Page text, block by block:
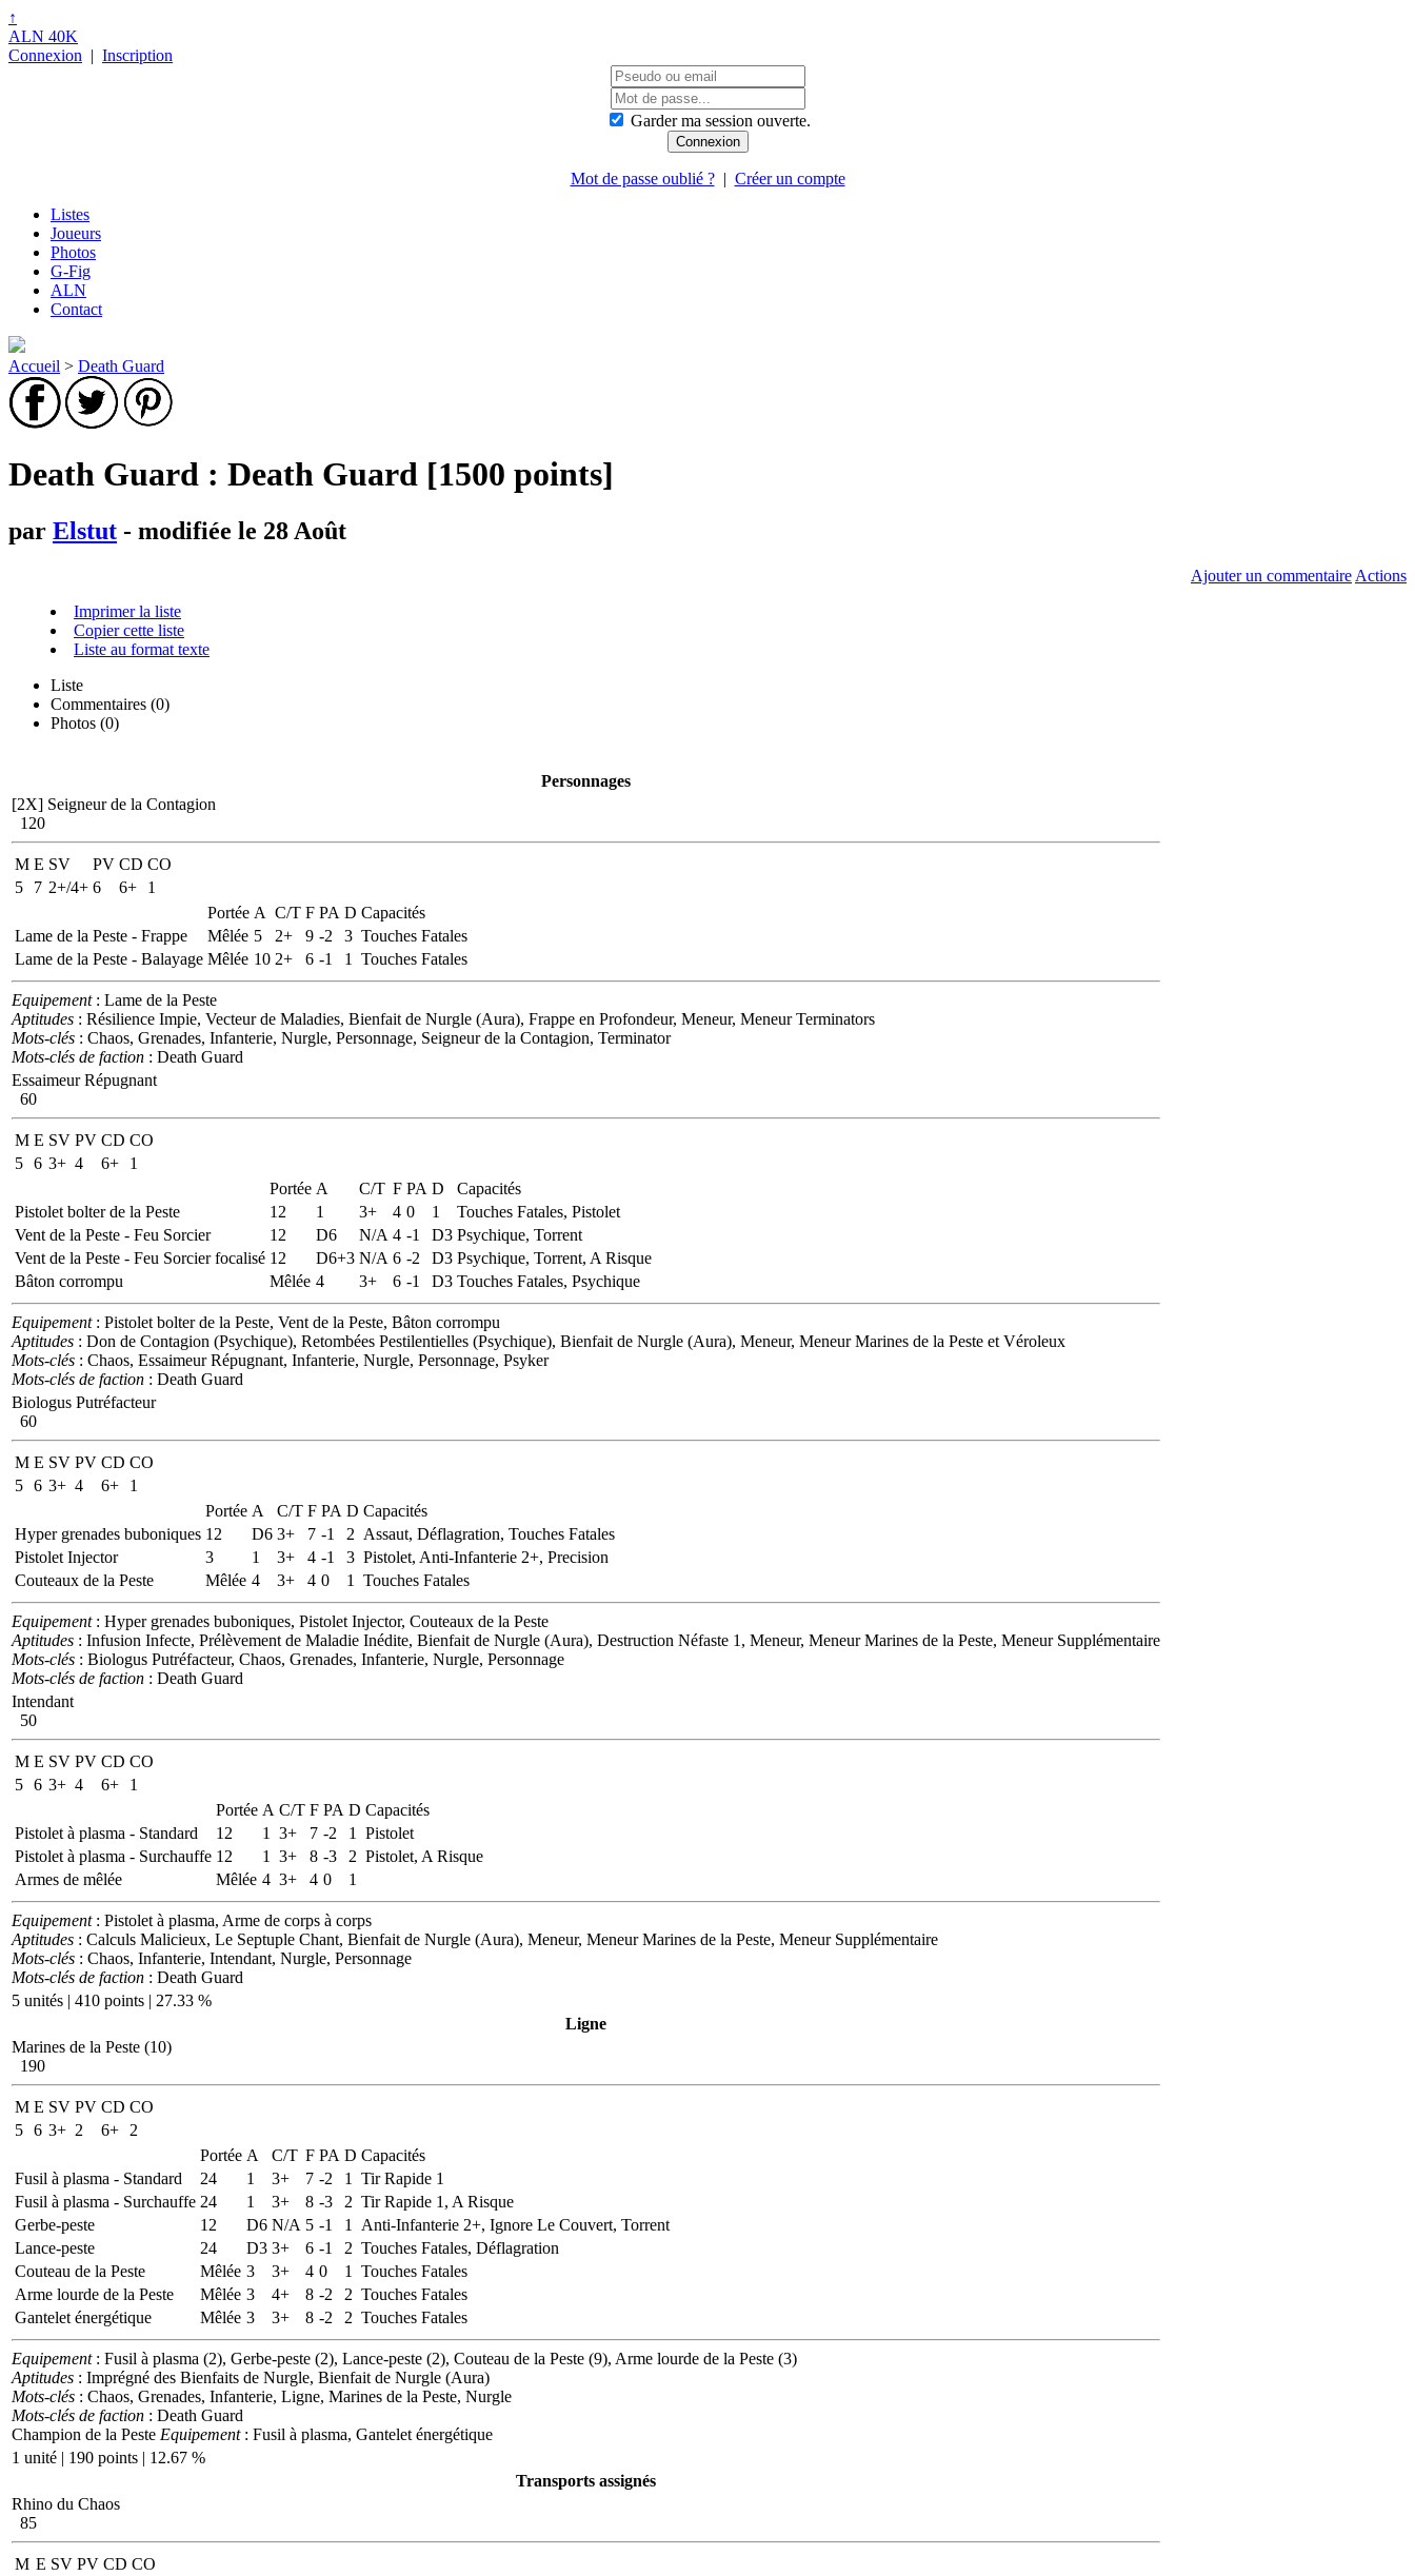
↑
ALN 40K
Connexion | Inscription
Garder ma session ouverte.
Mot de passe oublié ?| Créer un compte
Listes
Joueurs
Photos
G-Fig
ALN
Contact
Accueil > Death Guard
Death Guard : Death Guard [1500 points]
par Elstut - modifiée le 28 Août
Ajouter un commentaire Actions
Imprimer la liste
Copier cette liste
Liste au format texte
Liste
Commentaires (0)
Photos (0)
Personnages
[2X] Seigneur de la Contagion
120
M E SV PV CD CO
5
7 2+/4+ 6 6+
1
Portée A C/T F PA D Capacités
Lame de la Peste - Frappe
Mêlée 5 2+ 9 -2 3 Touches Fatales
Lame de la Peste - Balayage Mêlée 10 2+ 6 -1 1 Touches Fatales
Equipement: Lame de la Peste
Aptitudes : Résilience Impie, Vecteur de Maladies, Bienfait de Nurgle (Aura), Frappe en Profondeur, Meneur, Meneur Terminators
Mots-clés : Chaos, Grenades, Infanterie, Nurgle, Personnage, Seigneur de la Contagion, Terminator
Mots-clés de faction : Death Guard
Essaimeur Répugnant
60
M E SV PV CD CO
5 6 3+ 4 6+
1
Portée A C/T F PA D
Capacités
Pistolet bolter de la Peste
12 1 3+ 4 0 1
Touches Fatales, Pistolet
Vent de la Peste - Feu Sorcier
12 D6 N/A 4 -1 D3 Psychique, Torrent
Vent de la Peste - Feu Sorcier focalisé 12 D6+3 N/A 6 -2 D3 Psychique, Torrent, A Risque
Bâton corrompu
Mêlée 4 3+ 6 -1 D3 Touches Fatales, Psychique
Equipement: Pistolet bolter de la Peste, Vent de la Peste, Bâton corrompu
Aptitudes : Don de Contagion (Psychique), Retombées Pestilentielles (Psychique), Bienfait de Nurgle (Aura), Meneur, Meneur Marines de la Peste et Véroleux
Mots-clés : Chaos, Essaimeur Répugnant, Infanterie, Nurgle, Personnage, Psyker
Mots-clés de faction : Death Guard
Biologus Putréfacteur
60
M E SV PV CD CO
5 6 3+ 4 6+
1
Portée A C/T F PA D Capacités
Hyper grenades buboniques 12 D6 3+ 7 -1 2 Assaut, Déflagration, Touches Fatales
Pistolet Injector
3 1 3+ 4 -1 3 Pistolet, Anti-Infanterie 2+, Precision
Couteaux de la Peste
Mêlée 4 3+ 4 0 1 Touches Fatales
Equipement: Hyper grenades buboniques, Pistolet Injector, Couteaux de la Peste
Aptitudes : Infusion Infecte, Prélèvement de Maladie Inédite, Bienfait de Nurgle (Aura), Destruction Néfaste 1, Meneur, Meneur Marines de la Peste, Meneur Supplémentaire
Mots-clés : Biologus Putréfacteur, Chaos, Grenades, Infanterie, Nurgle, Personnage
Mots-clés de faction : Death Guard
Intendant
50
M E SV PV CD CO
5 6 3+ 4 6+
1
Portée A C/T F PA D Capacités
Pistolet à plasma - Standard
12 1 3+ 7 -2 1
Pistolet
Pistolet à plasma - Surchauffe 12 1 3+ 8 -3 2 Pistolet, A Risque
Armes de mêlée
Mêlée 4 3+ 4 0 1
Equipement: Pistolet à plasma, Arme de corps à corps
Aptitudes : Calculs Malicieux, Le Septuple Chant, Bienfait de Nurgle (Aura), Meneur, Meneur Marines de la Peste, Meneur Supplémentaire
Mots-clés : Chaos, Infanterie, Intendant, Nurgle, Personnage
Mots-clés de faction : Death Guard
5 unités | 410 points | 27.33 %
Ligne
Marines de la Peste (10)
190
M E SV PV CD CO
5 6 3+ 2 6+
2
Portée A C/T F PA D Capacités
Fusil à plasma - Standard
24 1 3+ 7 -2 1
Tir Rapide 1
Fusil à plasma - Surchauffe 24 1 3+ 8 -3 2 Tir Rapide 1, A Risque
Gerbe-peste
12 D6 N/A 5 -1 1
Anti-Infanterie 2+, Ignore Le Couvert, Torrent
Lance-peste
24 D3 3+ 6 -1 2 Touches Fatales, Déflagration
Couteau de la Peste
Mêlée 3 3+ 4 0 1
Touches Fatales
Arme lourde de la Peste
Mêlée 3 4+ 8 -2 2 Touches Fatales
Gantelet énergétique
Mêlée 3 3+ 8 -2 2 Touches Fatales
Equipement: Fusil à plasma (2), Gerbe-peste (2), Lance-peste (2), Couteau de la Peste (9), Arme lourde de la Peste (3)
Aptitudes : Imprégné des Bienfaits de Nurgle, Bienfait de Nurgle (Aura)
Mots-clés : Chaos, Grenades, Infanterie, Ligne, Marines de la Peste, Nurgle
Mots-clés de faction : Death Guard
Champion de la Peste Equipement: Fusil à plasma, Gantelet énergétique
1 unité | 190 points | 12.67 %
Transports assignés
Rhino du Chaos
85
M E SV PV CD CO